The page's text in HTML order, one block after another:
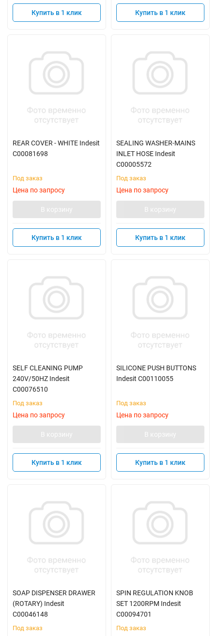
Купить в 1 клик Купить в 1 клик
REAR COVER - WHITE Indesit
C00081698
Под заказ
Цена по запросу
В корзину
Купить в 1 клик
SEALING WASHER-MAINS
INLET HOSE Indesit
C00005572
Под заказ
Цена по запросу
В корзину
Купить в 1 клик
SELF CLEANING PUMP
240V/50HZ Indesit
C00076510
Под заказ
Цена по запросу
В корзину
Купить в 1 клик
SILICONE PUSH BUTTONS
Indesit C00110055
Под заказ
Цена по запросу
В корзину
Купить в 1 клик
SOAP DISPENSER DRAWER
(ROTARY) Indesit
C00046148
Под заказ
SPIN REGULATION KNOB
SET 1200RPM Indesit
C00094701
Под заказ